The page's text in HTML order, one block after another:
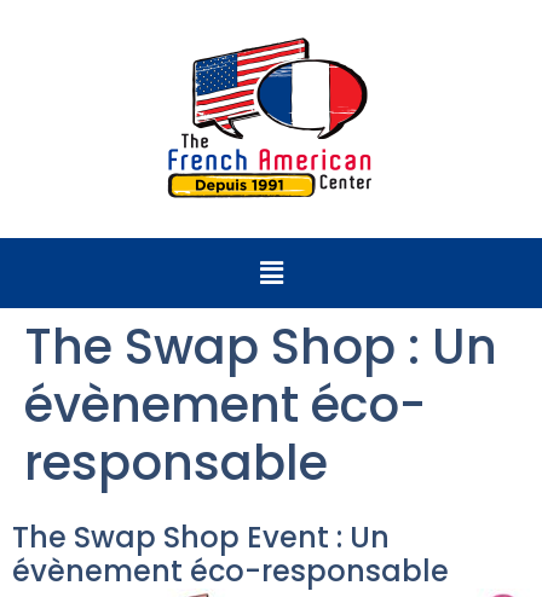
The Swap Shop : Un
évènement éco-
responsable
The Swap Shop Event : Un
évènement éco-responsable